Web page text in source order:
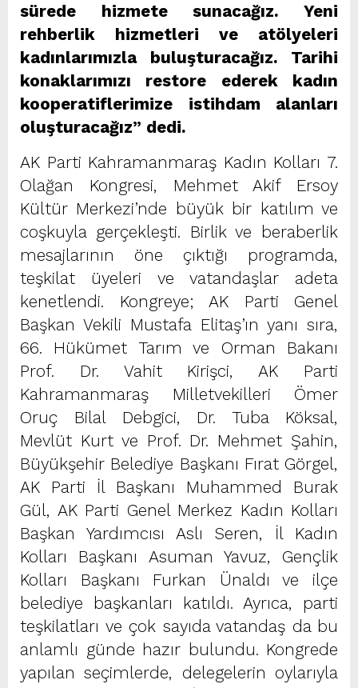
sürede hizmete sunacağız. Yeni
rehberlik hizmetleri ve atölyeleri
kadınlarımızla buluşturacağız. Tarihi
konaklarımızı restore ederek kadın
kooperatiflerimize istihdam alanları
oluşturacağız” dedi.
AK Parti Kahramanmaraş Kadın Kolları 7.
Olağan Kongresi, Mehmet Akif Ersoy
Kültür Merkezi’nde büyük bir katılım ve
coşkuyla gerçekleşti. Birlik ve beraberlik
mesajlarının öne çıktığı programda,
teşkilat üyeleri ve vatandaşlar adeta
kenetlendi. Kongreye; AK Parti Genel
Başkan Vekili Mustafa Elitaş’ın yanı sıra,
66. Hükümet Tarım ve Orman Bakanı
Prof. Dr. Vahit Kirişci, AK Parti
Kahramanmaraş Milletvekilleri Ömer
Oruç Bilal Debgici, Dr. Tuba Köksal,
Mevlüt Kurt ve Prof. Dr. Mehmet Şahin,
Büyükşehir Belediye Başkanı Fırat Görgel,
AK Parti İl Başkanı Muhammed Burak
Gül, AK Parti Genel Merkez Kadın Kolları
Başkan Yardımcısı Aslı Seren, İl Kadın
Kolları Başkanı Asuman Yavuz, Gençlik
Kolları Başkanı Furkan Ünaldı ve ilçe
belediye başkanları katıldı. Ayrıca, parti
teşkilatları ve çok sayıda vatandaş da bu
anlamlı günde hazır bulundu. Kongrede
yapılan seçimlerde, delegelerin oylarıyla